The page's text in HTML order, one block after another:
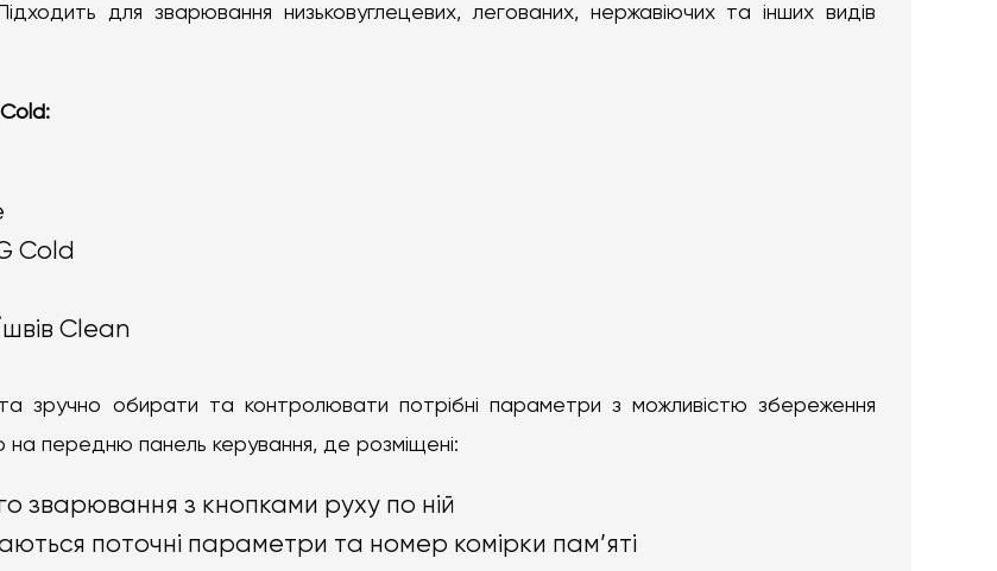
для зварювання низьковуглецевих, легованих, нержавіючих та інших видів
:
Cold
Clean
зручно обирати та контролювати потрібні параметри з можливістю збереження
на передню панель керування, де розміщені:
зварювання з кнопками руху по ній
поточні параметри та номер комірки пам’яті